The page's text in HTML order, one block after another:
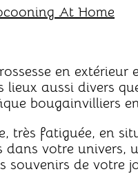
At Home
en extérieur
lieux aussi divers
bougainvilliers
très fatiguée, en
votre univers,
souvenirs de votre